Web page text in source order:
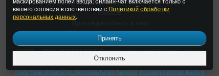
вашего согласия в соответствии с Политикой обработки
персональных данных.
Принять
Отклонить
Новости
Присоединяйтесь к нам
Мы принемаем к оплате
© 2007 — 2018, КОМИМПОРТ. Продажа запчастей Komatsu, техника
Коматсу, документация Коматсу.
Политика обработки персональных данныхУсловия оформления и